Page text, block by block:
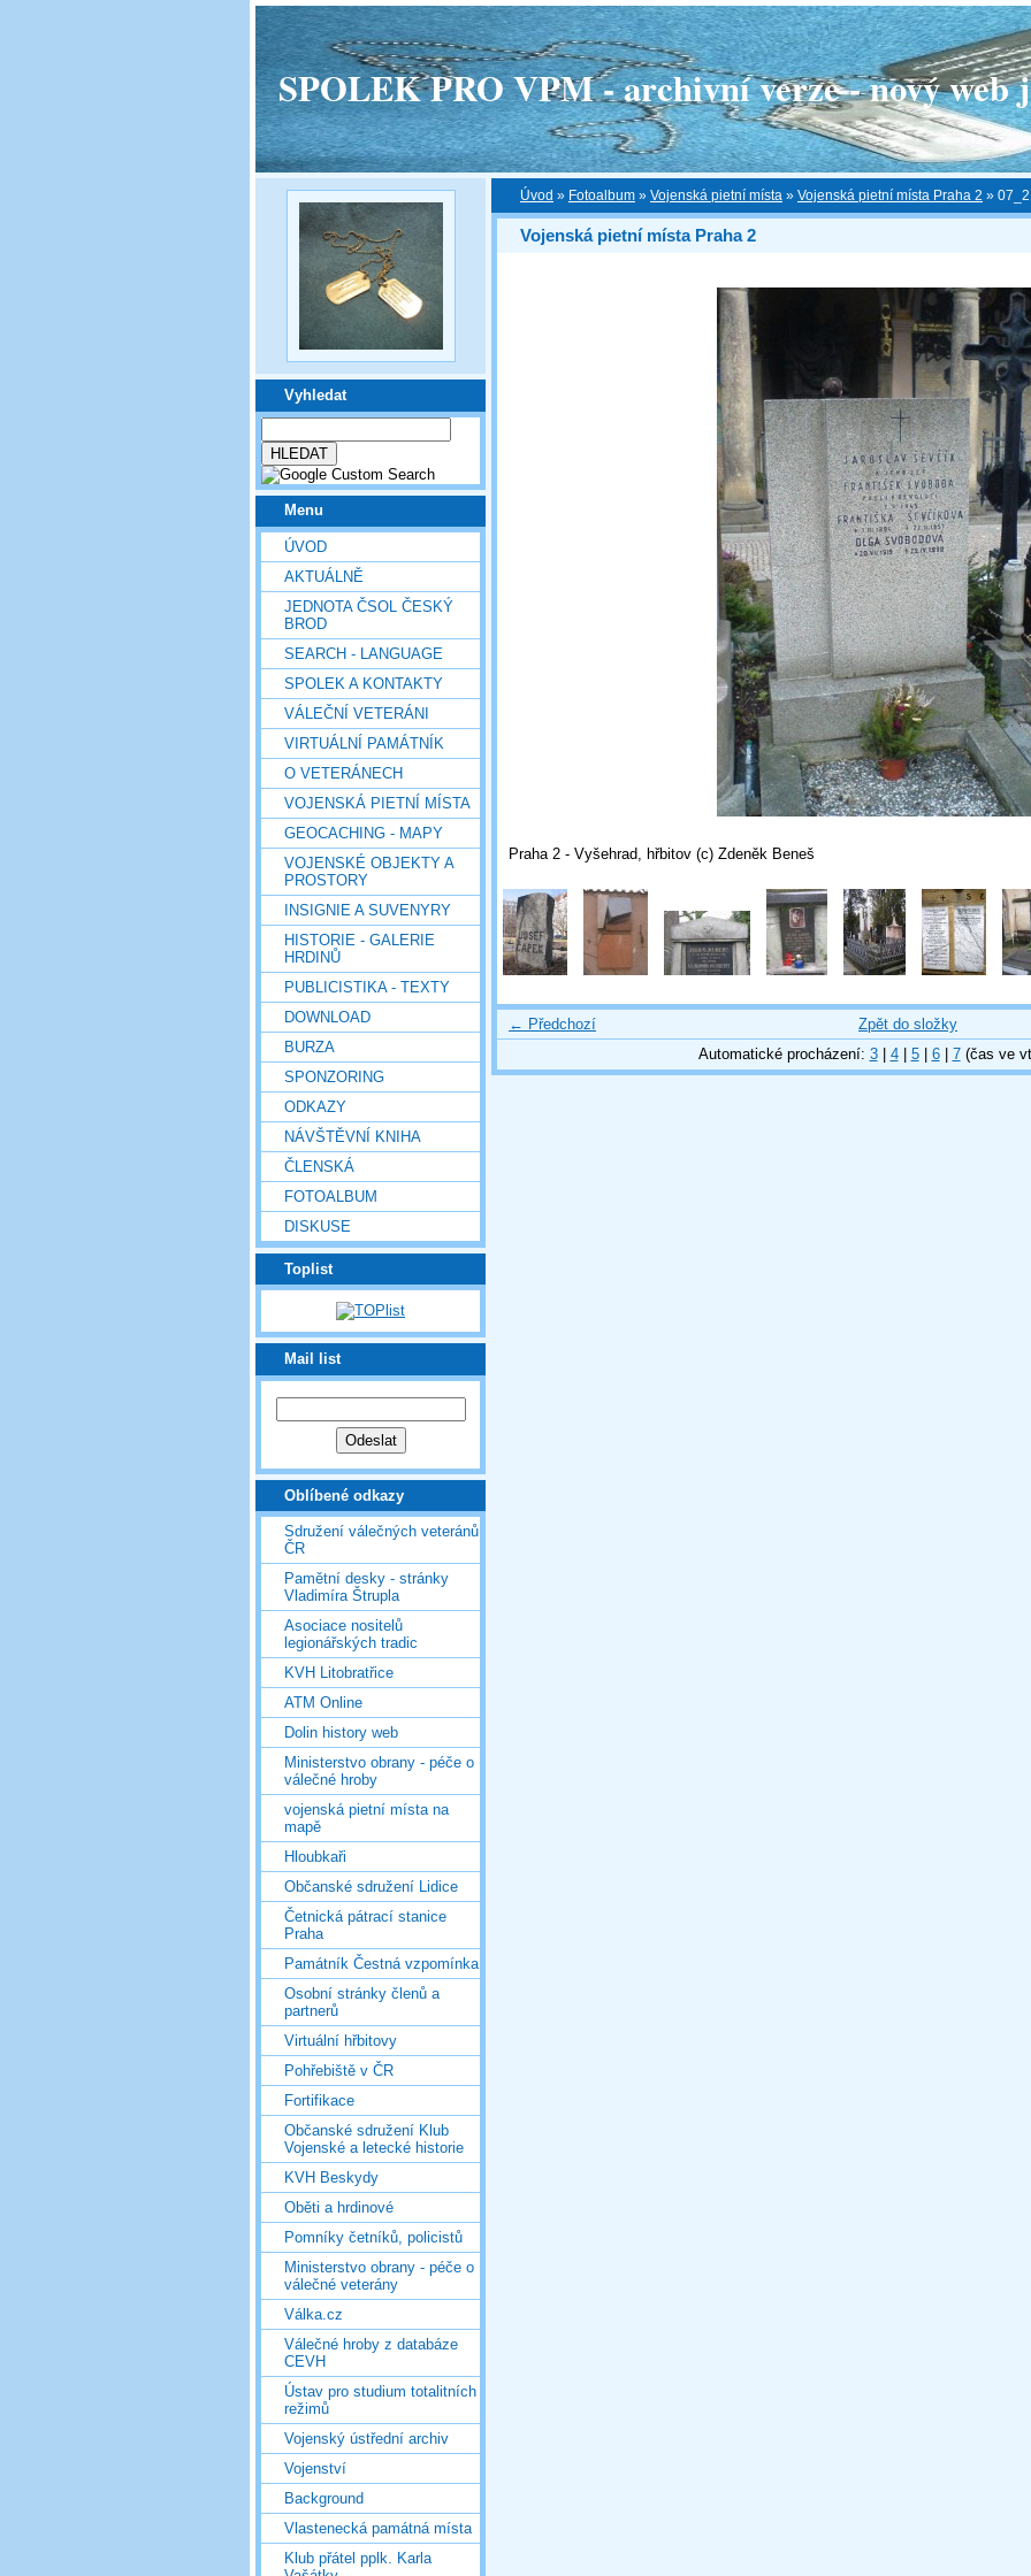
SPOLEK PRO VPM - archivní verze - nový web
Vyhledat
Menu
ÚVOD
AKTUÁLNĚ
JEDNOTA ČSOL ČESKÝ
BROD
SEARCH - LANGUAGE
SPOLEK A KONTAKTY
VÁLEČNÍ VETERÁNI
VIRTUÁLNÍ PAMÁTNÍK
O VETERÁNECH
VOJENSKÁ PIETNÍ MÍSTA
GEOCACHING - MAPY
VOJENSKÉ OBJEKTY A
PROSTORY
INSIGNIE A SUVENYRY
HISTORIE - GALERIE
HRDINŮ
PUBLICISTIKA - TEXTY
DOWNLOAD
BURZA
SPONZORING
ODKAZY
NÁVŠTĚVNÍ KNIHA
ČLENSKÁ
FOTOALBUM
DISKUSE
Toplist
Mail list
Oblíbené odkazy
Sdružení válečných veteránů
ČR
Pamětní desky - stránky
Vladimíra Štrupla
Asociace nositelů
legionářských tradic
KVH Litobratřice
ATM Online
Dolin history web
Ministerstvo obrany - péče o
válečné hroby
vojenská pietní místa na
mapě
Hloubkaři
Občanské sdružení Lidice
Četnická pátrací stanice
Praha
Památník Čestná vzpomínka
Osobní stránky členů a
partnerů
Virtuální hřbitovy
Pohřebiště v ČR
Fortifikace
Občanské sdružení Klub
Vojenské a letecké historie
KVH Beskydy
Oběti a hrdinové
Pomníky četníků, policistů
Ministerstvo obrany - péče o
válečné veterány
Válka.cz
Válečné hroby z databáze
CEVH
Ústav pro studium totalitních
režimů
Vojenský ústřední archiv
Vojenství
Background
Vlastenecká památná místa
Klub přátel pplk. Karla
Úvod » Fotoalbum » Vojenská pietní místa » Vojenská pietní místa Praha 2 »
Vojenská pietní místa Praha 2
Praha 2 - Vyšehrad, hřbitov (c) Zdeněk Beneš
← Předchozí
Zpět do složky
Automatické procházení: 3| 4| 5| 6| 7(čas ve